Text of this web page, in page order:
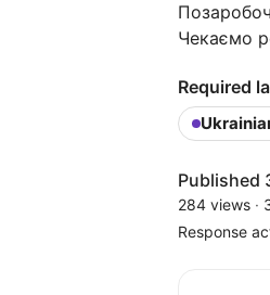
Чекаємо
Required
Published
284 views ·
Response